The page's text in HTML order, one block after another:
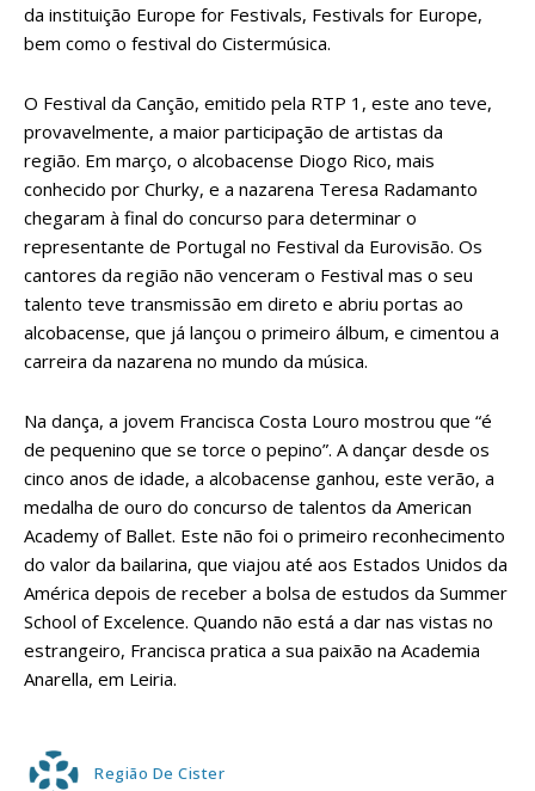
da instituição Europe for Festivals, Festivals for Europe,
bem como o festival do Cistermúsica.
O Festival da Canção, emitido pela RTP 1, este ano teve,
provavelmente, a maior participação de artistas da
região. Em março, o alcobacense Diogo Rico, mais
conhecido por Churky, e a nazarena Teresa Radamanto
chegaram à final do concurso para determinar o
representante de Portugal no Festival da Eurovisão. Os
cantores da região não venceram o Festival mas o seu
talento teve transmissão em direto e abriu portas ao
alcobacense, que já lançou o primeiro álbum, e cimentou a
carreira da nazarena no mundo da música.
Na dança, a jovem Francisca Costa Louro mostrou que “é
de pequenino que se torce o pepino”. A dançar desde os
cinco anos de idade, a alcobacense ganhou, este verão, a
medalha de ouro do concurso de talentos da American
Academy of Ballet. Este não foi o primeiro reconhecimento
do valor da bailarina, que viajou até aos Estados Unidos da
América depois de receber a bolsa de estudos da Summer
School of Excelence. Quando não está a dar nas vistas no
estrangeiro, Francisca pratica a sua paixão na Academia
Anarella, em Leiria.
Região De Cister